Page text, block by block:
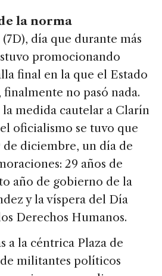
la norma
día que durante más
promocionando
final en la que el Estado
no pasó nada.
medida cautelar a Clarín
oficialismo se tuvo que
de diciembre, un día de
29 años de
año de gobierno de la
y la víspera del Día
Derechos Humanos.
a la céntrica Plaza de
militantes políticos